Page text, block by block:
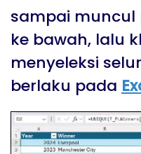
sampai
ke bawah, lalu
menyeleksi
berlaku pada